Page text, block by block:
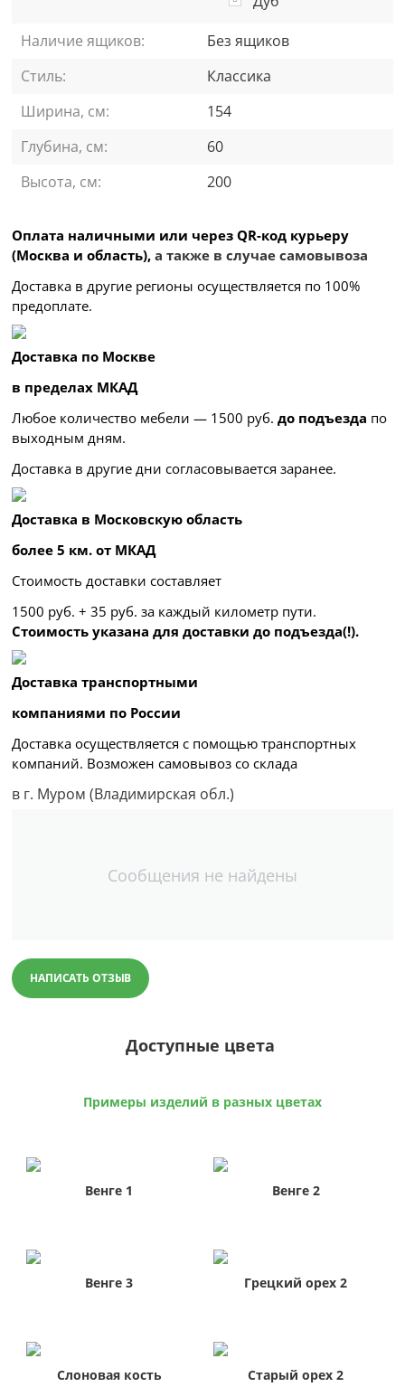
Наличие ящиков:
Без ящиков
Стиль:
Классика
Ширина, см:
154
Глубина, см:
60
Высота, см:
200
Оплата наличными или через QR-код курьеру
(Москва и область), а также в случае самовывоза
Доставка в другие регионы осуществляется по 100%
предоплате.
Доставка по Москве
в пределах МКАД
Любое количество мебели — 1500 руб. до подъезда по
выходным дням.
Доставка в другие дни согласовывается заранее.
Доставка в Московскую область
более 5 км. от МКАД
Стоимость доставки составляет
1500 руб. + 35 руб. за каждый километр пути.
Стоимость указана для доставки до подъезда(!).
Доставка транспортными
компаниями по России
Доставка осуществляется с помощью транспортных
компаний. Возможен самовывоз со склада
в г. Муром (Владимирская обл.)
Сообщения не найдены
НАПИСАТЬ ОТЗЫВ
Доступные цвета
Примеры изделий в разных цветах
Венге 1 Венге 2
Венге 3 Грецкий орех 2
Слоновая кость Старый орех 2